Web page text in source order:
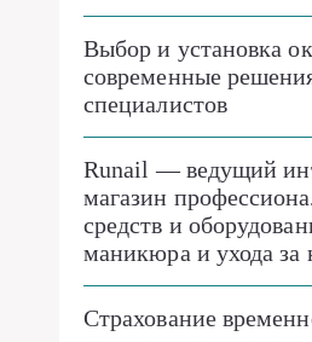
Выбор и установка
современные
специалистов
Runail — ведущий
магазин
средств и
маникюра и ухода за
Страхование